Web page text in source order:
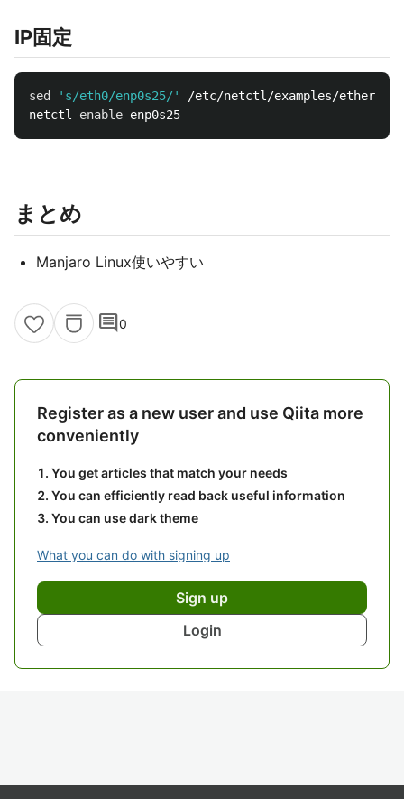
IP固定
sed 's/eth0/enp0s25/'
/etc/netctl/examples/
netctl enable
まとめ
Manjaro Linux使いやすい
comment0
Register as a new user and use Qiita more
conveniently
You get articles that match your needs
You can efficiently read back useful information
You can use dark theme
What you can do with signing up
Sign up
Login